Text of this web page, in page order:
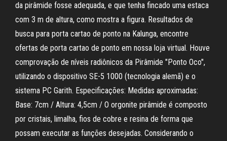
da pirâmide fosse adequada, e que tenha fincado uma estaca
com 3 m de altura, como mostra a figura. Resultados de
busca para porta cartao de ponto na Kalunga, encontre
ofertas de porta cartao de ponto em nossa loja virtual. Houve
comprovação de níveis radiônicos da Pirâmide "Ponto Oco",
utilizando o dispositivo SE-5 1000 (tecnologia alemã) e o
sistema PC Garith. Especificações: Medidas aproximadas:
Base: 7cm / Altura: 4,5cm / O orgonite pirâmide é composto
por cristais, limalha, fios de cobre e resina de forma que
possam executar as funções desejadas. Considerando o